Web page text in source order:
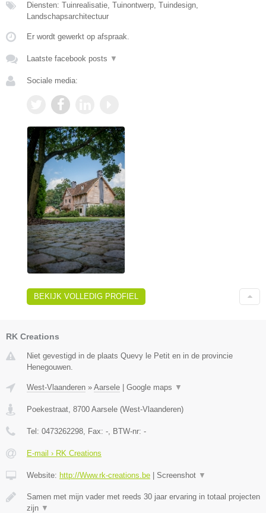
Diensten: Tuinrealisatie, Tuinontwerp, Tuindesign,
Landschapsarchitectuur
Er wordt gewerkt op afspraak.
Laatste facebook posts ▼
Sociale media:
BEKIJK VOLLEDIG PROFIEL
RK Creations
Niet gevestigd in de plaats Quevy le Petit en in de provincie
Henegouwen.
West-Vlaanderen » Aarsele Google maps ▼
Poekestraat 8700 Aarsele (West-Vlaanderen)
Tel: 0473262298 , Fax: - , BTW-nr: -
E-mail › RK Creations
Website: http://Www.rk-creations.be Screenshot ▼
Samen met mijn vader met reeds 30 jaar ervaring in totaal projecten
zijn ▼